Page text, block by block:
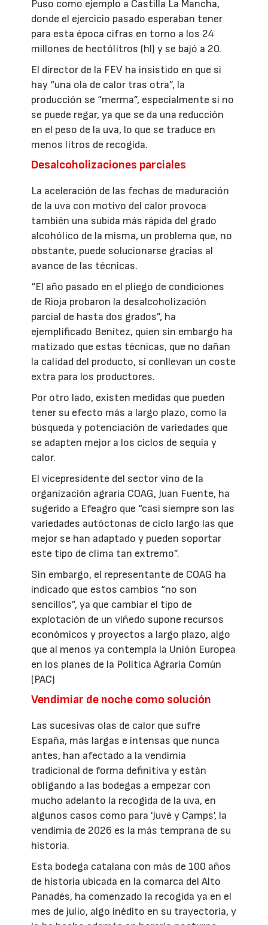
Puso como ejemplo a Castilla La Mancha,
donde el ejercicio pasado esperaban tener
para esta época cifras en torno a los 24
millones de hectólitros (hl) y se bajó a 20.
El director de la FEV ha insistido en que si
hay “una ola de calor tras otra”, la
producción se “merma”, especialmente si no
se puede regar, ya que se da una reducción
en el peso de la uva, lo que se traduce en
menos litros de recogida.
Desalcoholizaciones parciales
La aceleración de las fechas de maduración
de la uva con motivo del calor provoca
también una subida más rápida del grado
alcohólico de la misma, un problema que, no
obstante, puede solucionarse gracias al
avance de las técnicas.
“El año pasado en el pliego de condiciones
de Rioja probaron la desalcoholización
parcial de hasta dos grados”, ha
ejemplificado Benítez, quien sin embargo ha
matizado que estas técnicas, que no dañan
la calidad del producto, sí conllevan un coste
extra para los productores.
Por otro lado, existen medidas que pueden
tener su efecto más a largo plazo, como la
búsqueda y potenciación de variedades que
se adapten mejor a los ciclos de sequía y
calor.
El vicepresidente del sector vino de la
organización agraria COAG, Juan Fuente, ha
sugerido a Efeagro que “casi siempre son las
variedades autóctonas de ciclo largo las que
mejor se han adaptado y pueden soportar
este tipo de clima tan extremo”.
Sin embargo, el representante de COAG ha
indicado que estos cambios “no son
sencillos”, ya que cambiar el tipo de
explotación de un viñedo supone recursos
económicos y proyectos a largo plazo, algo
que al menos ya contempla la Unión Europea
en los planes de la Política Agraria Común
(PAC)
Vendimiar de noche como solución
Las sucesivas olas de calor que sufre
España, más largas e intensas que nunca
antes, han afectado a la vendimia
tradicional de forma definitiva y están
obligando a las bodegas a empezar con
mucho adelanto la recogida de la uva, en
algunos casos como para 'Juvé y Camps', la
vendimia de 2026 es la más temprana de su
historia.
Esta bodega catalana con más de 100 años
de historia ubicada en la comarca del Alto
Panadés, ha comenzado la recogida ya en el
mes de julio, algo inédito en su trayectoria, y